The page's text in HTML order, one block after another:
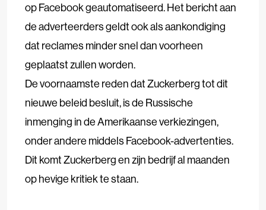
op Facebook geautomatiseerd. Het bericht aan
de adverteerders geldt ook als aankondiging
dat reclames minder snel dan voorheen
geplaatst zullen worden.
De voornaamste reden dat Zuckerberg tot dit
nieuwe beleid besluit, is de Russische
inmenging in de Amerikaanse verkiezingen,
onder andere middels Facebook-advertenties.
Dit komt Zuckerberg en zijn bedrijf al maanden
op hevige kritiek te staan.